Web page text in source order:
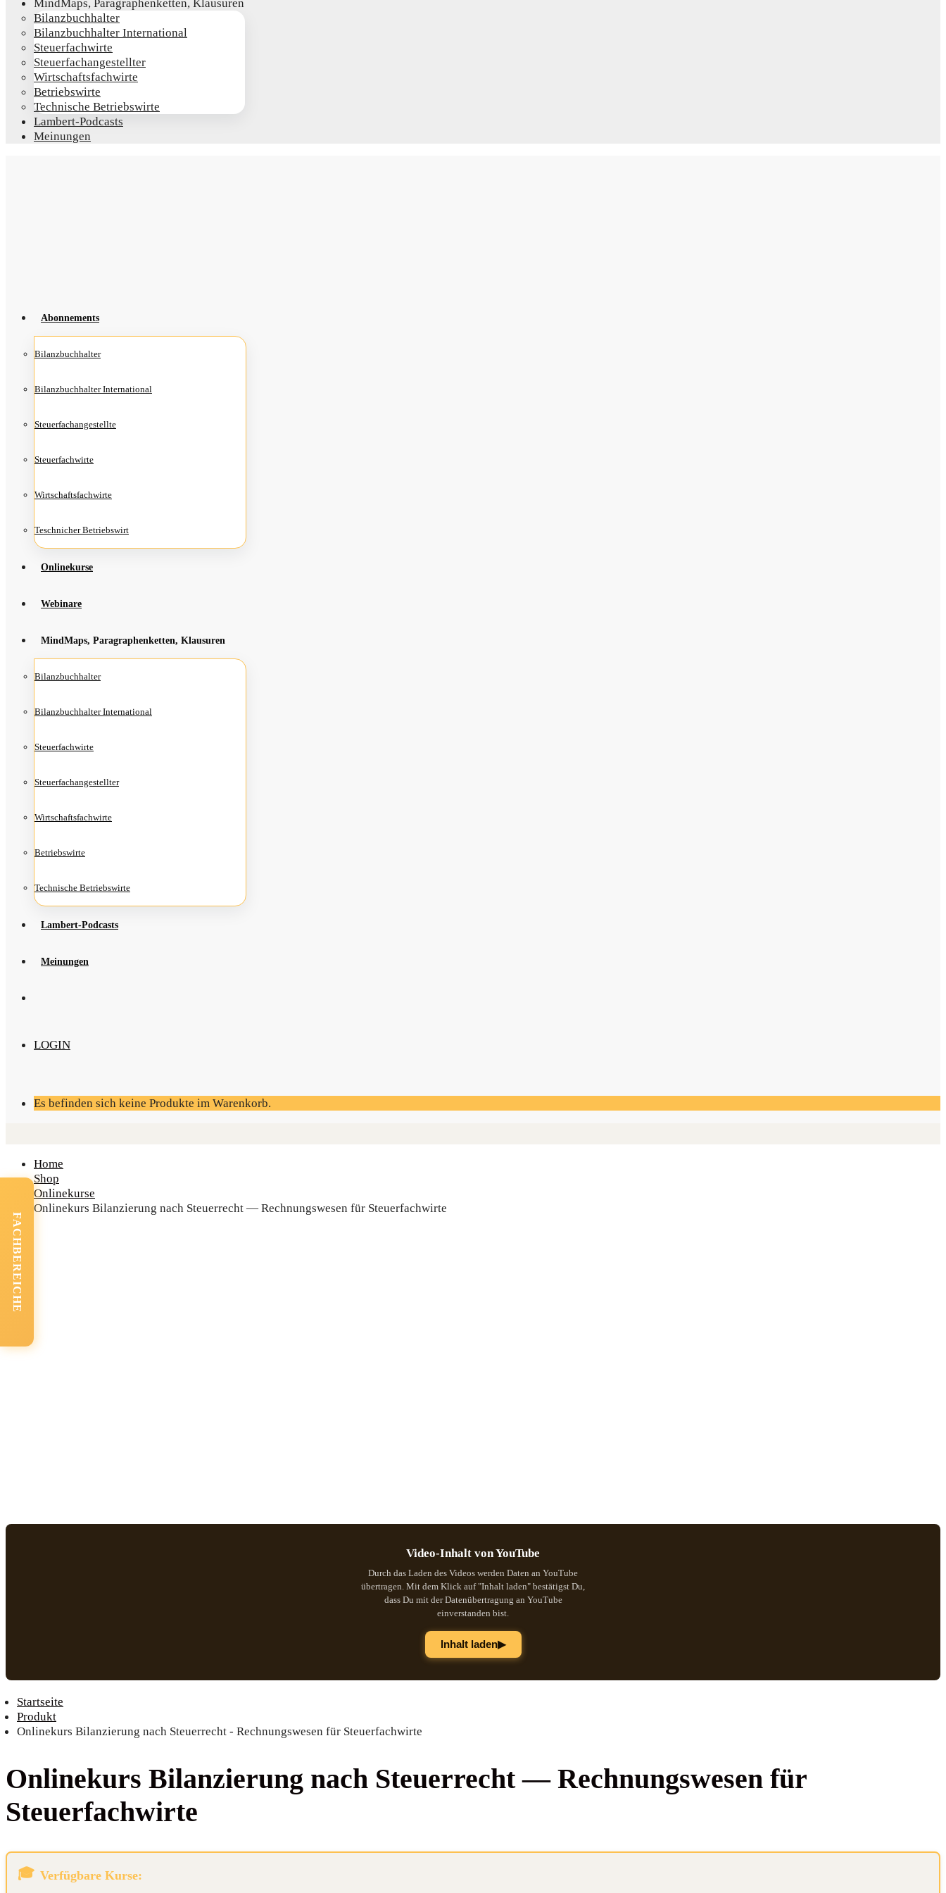
Mind­Maps, Para­gra­phen­ket­ten, Klausuren
Bilanz­buch­hal­ter
Bilanz­buch­hal­ter International
Steu­er­fach­wir­te
Steu­er­fach­an­ge­stell­ter
Wirt­schafts­fach­wir­te
Betriebs­wir­te
Tech­ni­sche Betriebswirte
Lam­­bert-Pod­­casts
Mei­nun­gen
Abon­ne­ments
Bilanz­buch­hal­ter
Bilanz­buch­hal­ter International
Steu­er­fach­an­ge­stell­te
Steu­er­fach­wir­te
Wirt­schafts­fach­wir­te
Teschni­cher Betriebswirt
Online­kur­se
Web­i­na­re
Mind­Maps, Para­gra­phen­ket­ten, Klausuren
Bilanz­buch­hal­ter
Bilanz­buch­hal­ter International
Steu­er­fach­wir­te
Steu­er­fach­an­ge­stell­ter
Wirt­schafts­fach­wir­te
Betriebs­wir­te
Tech­ni­sche Betriebswirte
Lam­­bert-Pod­­casts
Mei­nun­gen
LOGIN
Es befinden sich keine Produkte im Warenkorb.
Home
Shop
Onlinekurse
Online­kurs Bilan­zie­rung nach Steu­er­recht — Rech­nungs­we­sen für Steuerfachwirte
Video-Inhalt von YouTube
Durch das Laden des Videos werden Daten an YouTube
übertragen. Mit dem Klick auf "Inhalt laden" bestätigst Du,
dass Du mit der Datenübertragung an YouTube
einverstanden bist.
Inhalt laden▶
Startseite
Produkt
Onlinekurs Bilanzierung nach Steuerrecht - Rechnungswesen für Steuerfachwirte
Online­kurs Bilan­zie­rung nach Steu­er­recht — Rech­nungs­we­sen für
Steuerfachwirte
Verfügbare Kurse:
FACHBEREICHE